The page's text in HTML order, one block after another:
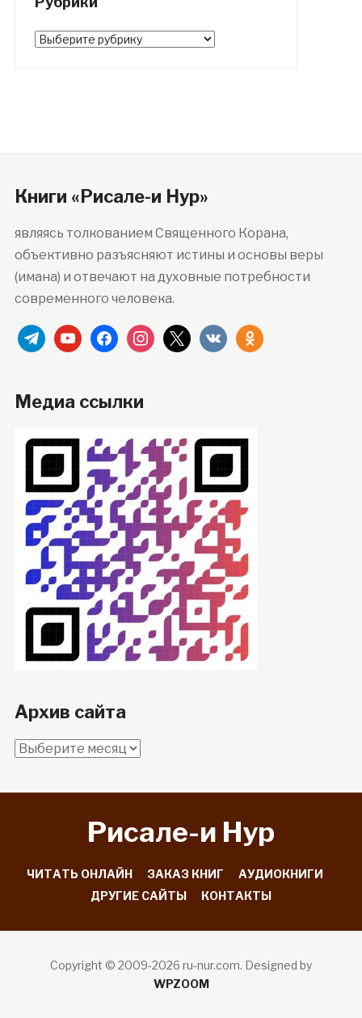
Рубрики
Книги «Рисале-и Нур»
являясь толкованием Священного Корана,
объективно разъясняют истины и основы веры
(имана) и отвечают на духовные потребности
современного человека.
telegramyoutubefacebookinstagram
x vkontakteodnoklassniki
Медиа ссылки
Архив сайта
Архив
Рисале-и Hyp
ЧИТАТЬ ОНЛАЙН ЗАКАЗ КНИГ
АУДИОКНИГИ
ДРУГИЕ САЙТЫ
КОНТАКТЫ
Copyright © 2009-2026 ru-nur.com. Designed by
WPZOOM